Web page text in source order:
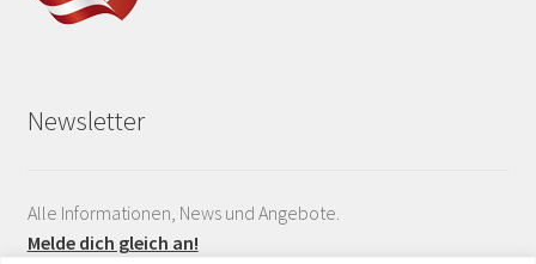
Newsletter
Alle Informationen, News und Angebote.
Melde dich gleich an!